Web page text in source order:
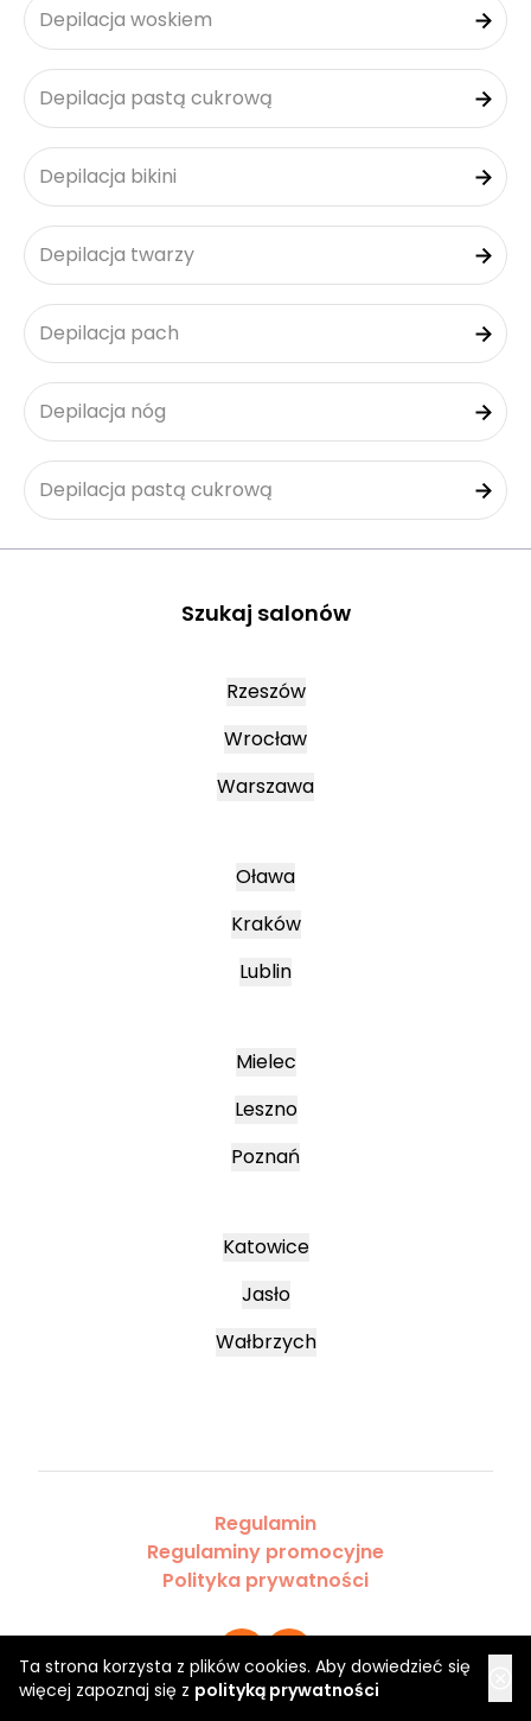
Ta strona korzysta z plików cookies. Aby dowiedzieć się
więcej zapoznaj się z polityką prywatności
Depilacja woskiem
Depilacja pastą cukrową
Depilacja bikini
Depilacja twarzy
Depilacja pach
Depilacja nóg
Depilacja pastą cukrową
Szukaj salonów
Rzeszów
Wrocław
Warszawa
Oława
Kraków
Lublin
Mielec
Leszno
Poznań
Katowice
Jasło
Wałbrzych
Regulamin
Regulaminy promocyjne
Polityka prywatności